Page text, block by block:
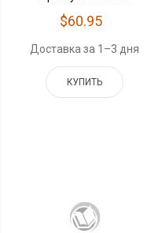
$60.95
Доставка за 1–3 дня
КУПИТЬ